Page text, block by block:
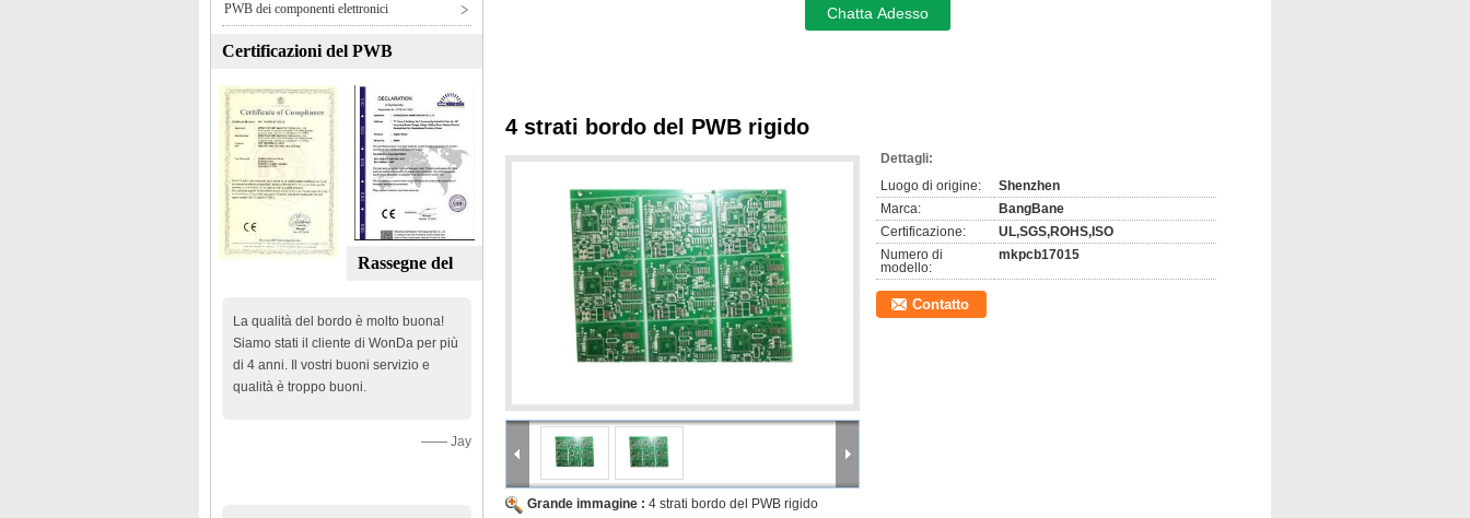
PWB dei componenti elettronici
Certificazioni del PWB
Rassegne del
La qualità del bordo è molto buona!
Siamo stati il cliente di WonDa per più
di 4 anni. Il vostri buoni servizio e
qualità è troppo buoni.
—— Jay
FR-4, CEM-1, CEM-3, IMS, alto TG, alta frequenza, alogeno liberano, base di alluminio, base del centro del
Peelable S/M, immersione Ag/Tin, placcatura del dito dell'oro, dito dell'oro di ENIG+
Se producendo un prototipo rigido della flessione o le quantità di produzione che richiedono il montaggio rigido
del PWB della flessione della larga scala e l'assemblea del PWB, la tecnologia è collaudata bene ed affidabile.
La parte del PWB della flessione è particolarmente buona nel superamento delle edizioni del peso e dello
spazio con i gradi di libertà spaziali.
L'attenta riflessione delle soluzioni flessione-rigide e una valutazione adeguata delle opzioni disponibili alle fasi
iniziali nella fase di progettazione rigida del PWB della flessione restituiranno i benefici significativi. È critico il
fabbricante rigido del PWB della flessione è compreso presto nel processo di progettazione assicurarsi che la
progettazione e le parti favolose siano sia nella coordinazione che rappresentare le variazioni di prodotto finito.
La fase rigida di fabbricazione della flessione è inoltre più complessa e che richiede tempo che il montaggio
rigido del bordo. Tutte le componenti flessibili dell'assemblea rigida della flessione hanno il trattamento
completamente differente, incisione e processi di saldatura che i bordi rigidi FR4.
Applicazione
LED, telecomunicazione, applicazione informatica, illuminazione, macchina del gioco, controllo industriale,
potere, automobile e prodotti elettronici di consumo di qualità superiore, ect.a
4 strati bordo del PWB rigido
Grande immagine : 4 strati bordo del PWB rigido
Dettagli:
Luogo di origine:
Shenzhen
Marca:
BangBane
Certificazione:
UL,SGS,ROHS,ISO
Numero di
modello:
mkpcb17015
Contatto